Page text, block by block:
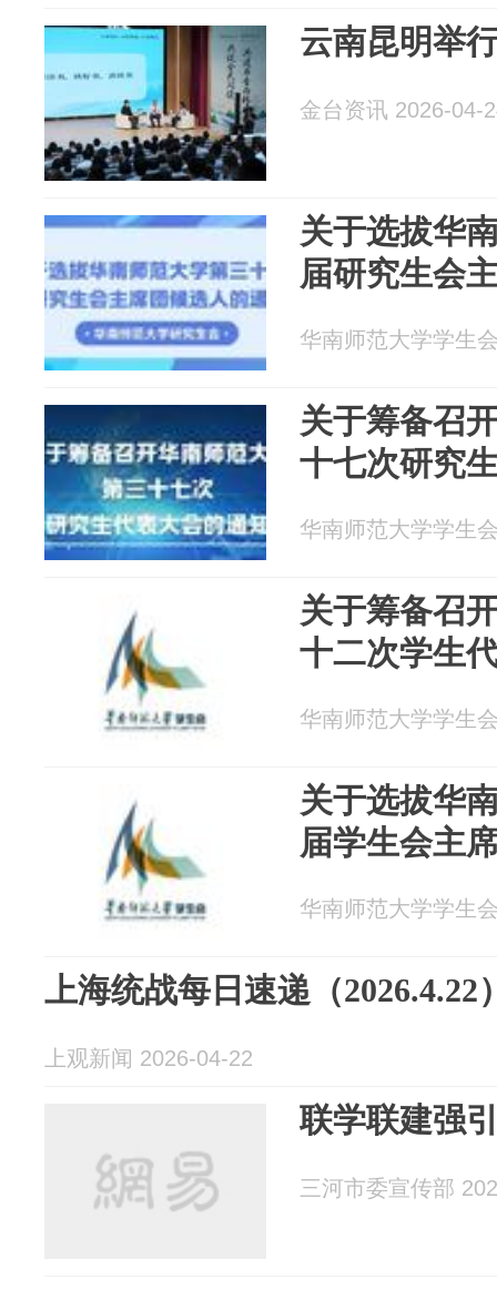
云南昆明举
金台资讯 2026-04-
关于选拔华
届研究生会
华南师范大学学生
关于筹备召
十七次研究
华南师范大学学生
关于筹备召
十二次学生
华南师范大学学生
关于选拔华
届学生会主
华南师范大学学生
上海统战每日速递（2026.4.22
上观新闻 2026-04-22
联学联建强
三河市委宣传部